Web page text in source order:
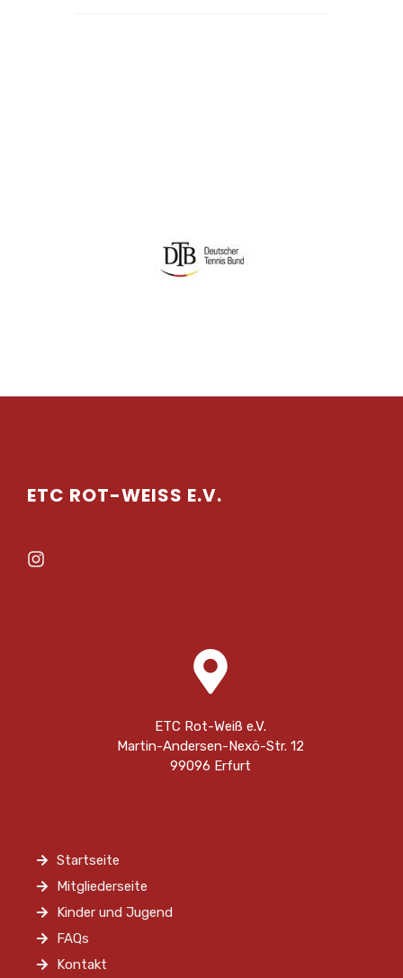
ETC ROT-WEISS E.V.
ETC Rot-Weiß e.V.
Martin-Andersen-Nexö-Str. 12
99096 Erfurt
Startseite
Mitgliederseite
Kinder und Jugend
FAQs
Kontakt